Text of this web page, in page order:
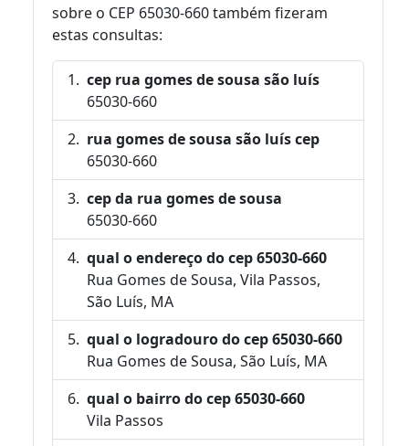
sobre o CEP 65030-660 também fizeram
estas consultas:
cep rua gomes de sousa são luís
65030-660
rua gomes de sousa são luís cep
65030-660
cep da rua gomes de sousa
65030-660
qual o endereço do cep 65030-660
Rua Gomes de Sousa, Vila Passos,
São Luís, MA
qual o logradouro do cep 65030-660
Rua Gomes de Sousa, São Luís, MA
qual o bairro do cep 65030-660
Vila Passos